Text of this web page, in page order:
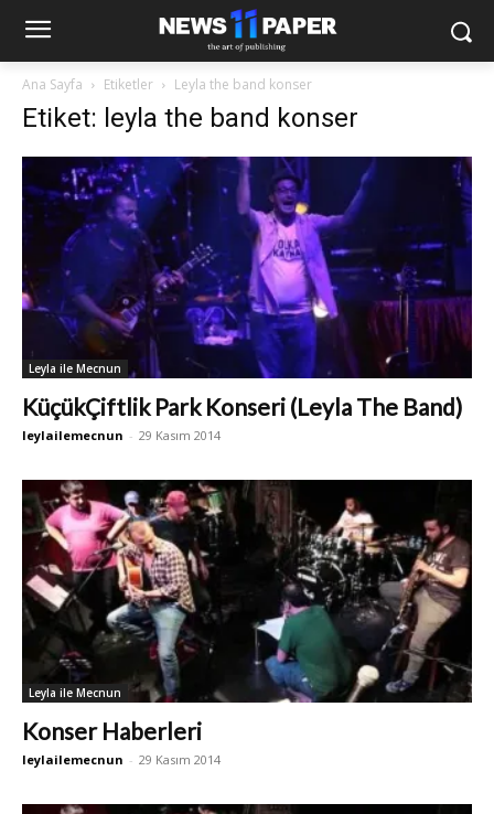
Ana Sayfa Etiketler Leyla the band konser
Etiket: leyla the band konser
Leyla ile Mecnun
KüçükÇiftlik Park Konseri (Leyla The Band)
leylailemecnun - 29 Kasım 2014
Leyla ile Mecnun
Konser Haberleri
leylailemecnun - 29 Kasım 2014